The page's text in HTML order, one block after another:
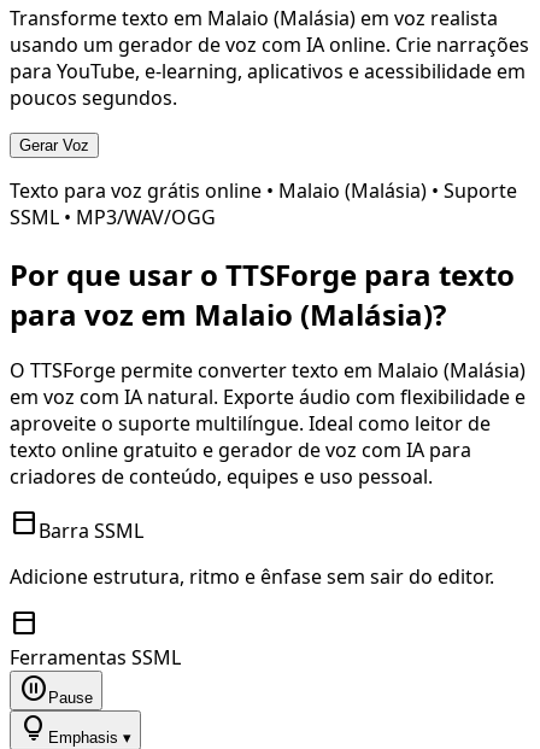
Transforme texto em Malaio (Malásia)em voz realista
usando um gerador de voz com IA online. Crie narrações
para YouTube, e-learning, aplicativos e acessibilidade em
poucos segundos.
Gerar Voz
Texto para voz grátis online • Malaio (Malásia) • Suporte
SSML • MP3/WAV/OGG
Por que usar o TTSForge para texto
para voz em Malaio (Malásia)?
O TTSForge permite converter texto em Malaio (Malásia)
em voz com IA natural. Exporte áudio com flexibilidade e
aproveite o suporte multilíngue. Ideal como leitor de
texto online gratuito e gerador de voz com IA para
criadores de conteúdo, equipes e uso pessoal.
toolbarBarra SSML
Adicione estrutura, ritmo e ênfase sem sair do editor.
toolbar
Ferramentas SSML
pause_circle Pause
lightbulb Emphasis ▾